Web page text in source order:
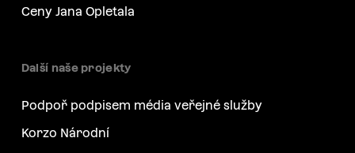
Ceny Jana Opletala
Další naše projekty
Podpoř podpisem média veřejné služby
Korzo Národní